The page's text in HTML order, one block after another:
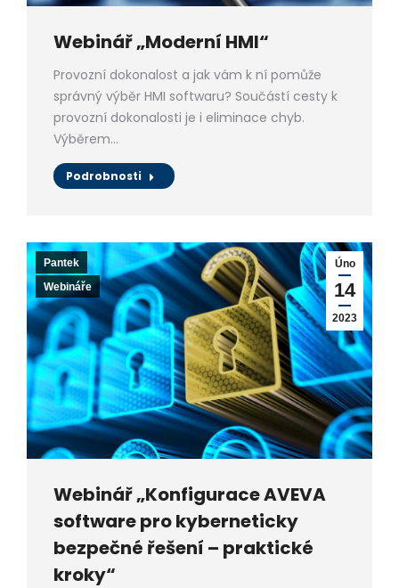
Webinář „Moderní HMI“
Provozní dokonalost a jak vám k ní pomůže
správný výběr HMI softwaru? Součástí cesty k
provozní dokonalosti je i eliminace chyb.
Výběrem…
Podrobnosti
Úno
14
2023
Pantek
Webináře
Webinář „Konfigurace AVEVA
software pro kyberneticky
bezpečné řešení – praktické
kroky“